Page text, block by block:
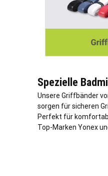
Spezielle
Unsere Griffbänder
sorgen für sicheren
Perfekt für
Top-Marken Yonex